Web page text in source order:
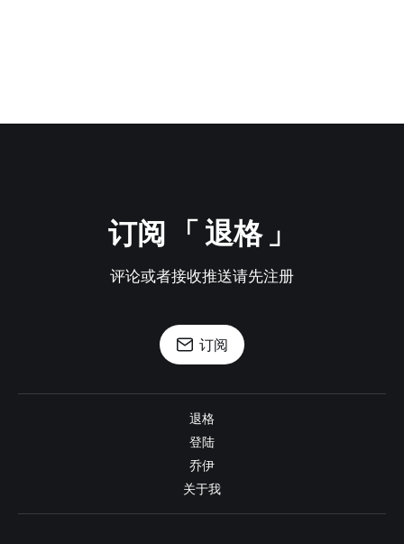
订阅 「 退格 」
评论或者接收推送请先注册
订阅
退格
登陆
乔伊
关于我